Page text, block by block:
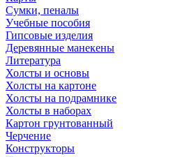
Сумки, пеналы
Учебные пособия
Гипсовые изделия
Деревянные манекены
Литература
Холсты и основы
Холсты на картоне
Холсты на подрамнике
Холсты в наборах
Картон грунтованный
Черчение
Конструкторы